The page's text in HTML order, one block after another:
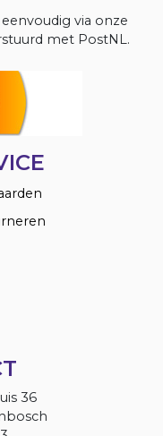
via onze
met PostNL.
36